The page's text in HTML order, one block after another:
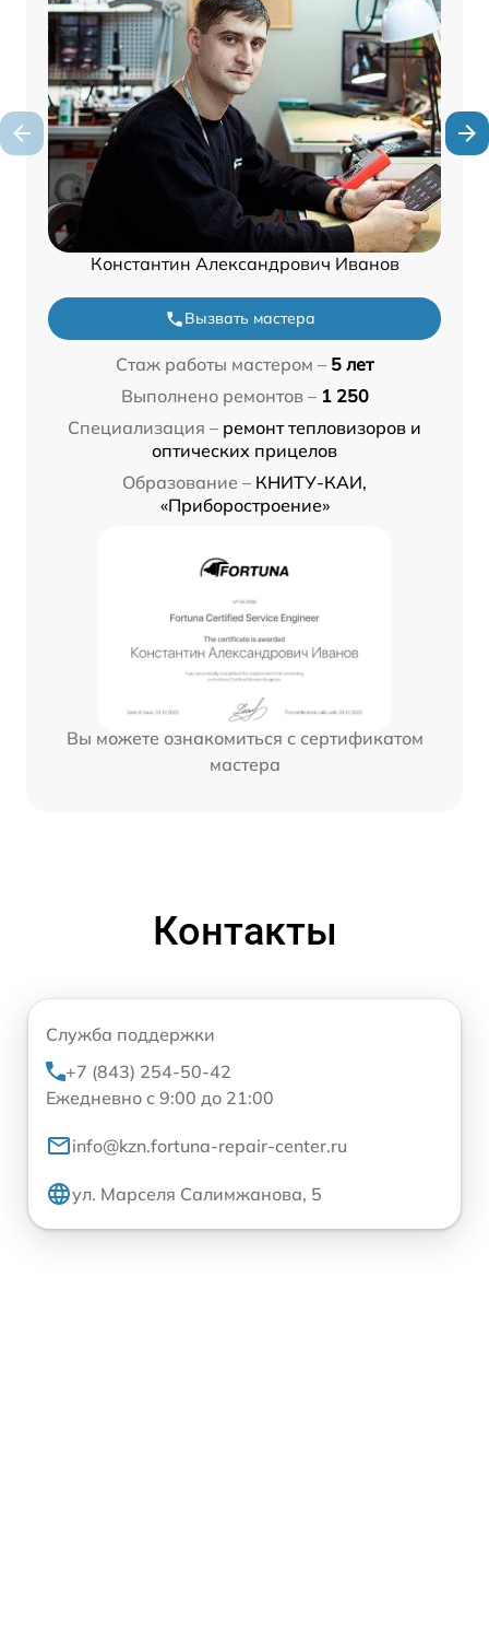
Константин Александрович Иванов
Вызвать мастера
Стаж работы мастером – 5 лет
Выполнено ремонтов – 1 250
Специализация – ремонт тепловизоров и
оптических прицелов
Образование – КНИТУ-КАИ,
«Приборостроение»
Вы можете ознакомиться с сертификатом
мастера
Контакты
Служба поддержки
+7 (843) 254-50-42
Ежедневно с 9:00 до 21:00
info@kzn.fortuna-repair-center.ru
ул. Марселя Салимжанова, 5